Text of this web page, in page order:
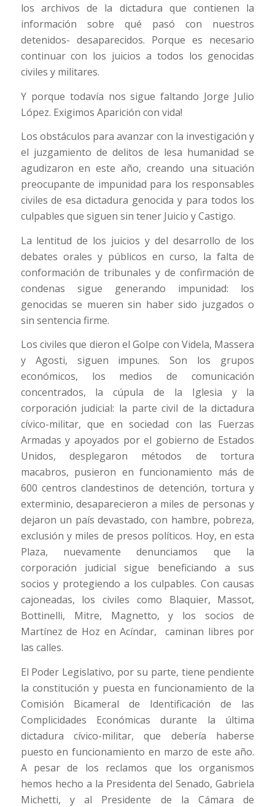
los archivos de la dictadura que contienen la
información sobre qué pasó con nuestros
detenidos- desaparecidos. Porque es necesario
continuar con los juicios a todos los genocidas
civiles y militares.
Y porque todavía nos sigue faltando Jorge Julio
López. Exigimos Aparición con vida!
Los obstáculos para avanzar con la investigación y
el juzgamiento de delitos de lesa humanidad se
agudizaron en este año, creando una situación
preocupante de impunidad para los responsables
civiles de esa dictadura genocida y para todos los
culpables que siguen sin tener Juicio y Castigo.
La lentitud de los juicios y del desarrollo de los
debates orales y públicos en curso, la falta de
conformación de tribunales y de confirmación de
condenas sigue generando impunidad: los
genocidas se mueren sin haber sido juzgados o
sin sentencia firme.
Los civiles que dieron el Golpe con Videla, Massera
y Agosti, siguen impunes. Son los grupos
económicos, los medios de comunicación
concentrados, la cúpula de la Iglesia y la
corporación judicial: la parte civil de la dictadura
cívico-militar, que en sociedad con las Fuerzas
Armadas y apoyados por el gobierno de Estados
Unidos, desplegaron métodos de tortura
macabros, pusieron en funcionamiento más de
600 centros clandestinos de detención, tortura y
exterminio, desaparecieron a miles de personas y
dejaron un país devastado, con hambre, pobreza,
exclusión y miles de presos políticos. Hoy, en esta
Plaza, nuevamente denunciamos que la
corporación judicial sigue beneficiando a sus
socios y protegiendo a los culpables. Con causas
cajoneadas, los civiles como Blaquier, Massot,
Bottinelli, Mitre, Magnetto, y los socios de
Martínez de Hoz en Acíndar, caminan libres por
las calles.
El Poder Legislativo, por su parte, tiene pendiente
la constitución y puesta en funcionamiento de la
Comisión Bicameral de Identificación de las
Complicidades Económicas durante la última
dictadura cívico-militar, que debería haberse
puesto en funcionamiento en marzo de este año.
A pesar de los reclamos que los organismos
hemos hecho a la Presidenta del Senado, Gabriela
Michetti, y al Presidente de la Cámara de